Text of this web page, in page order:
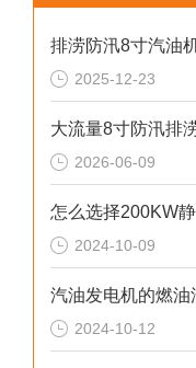
2025-12-23
2026-06-09
怎么选择200KW
2024-10-09
汽油发电机的燃油
2024-10-12